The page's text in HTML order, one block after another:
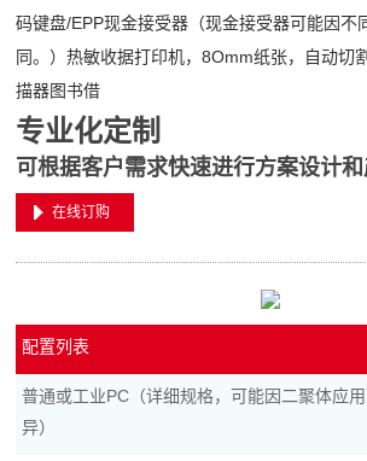
码键盘/EPP现金接受器（现金接受器可能因不
同。）热敏收据打印机，8Omm纸张，自动切
描器图书借
专业化定制
可根据客户需求快速进行方案设计
在线订购
配置列表
普通或工业PC（详细规格，可能因二聚体应
异）